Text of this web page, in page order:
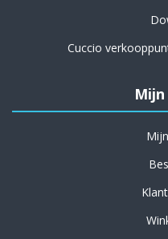
Cuccio